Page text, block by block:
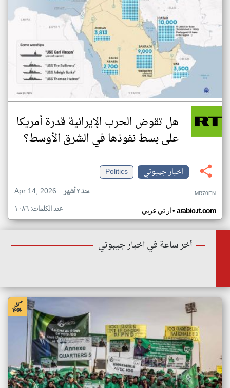
هل تقوض الحرب الإيرانية قدرة أمريكا
على بسط نفوذها في الشرق الأوسط؟
اخبار جيبوتي
Politics
Apr 14, 2026
منذ ٣ أشهر MR70EN
ار تي عربي• arabic.rt.com عدد الكلمات: ١٠٨٦
أخر ساعة في اخبار جيبوتي